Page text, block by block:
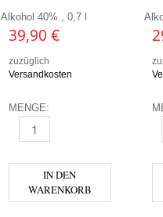
Alkohol 40% , 0,7 l
39,90 €
zuzüglich
Versandkosten
MENGE:
ARARAT 10 MENGE
IN DEN
WARENKORB